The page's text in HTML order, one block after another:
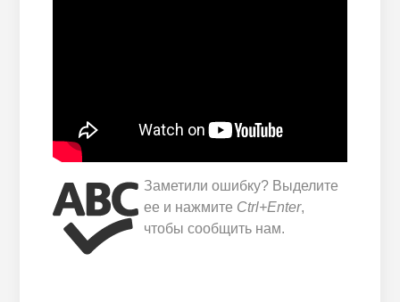
Заметили ошибку? Выделите
ее и нажмите Ctrl+Enter,
чтобы сообщить нам.